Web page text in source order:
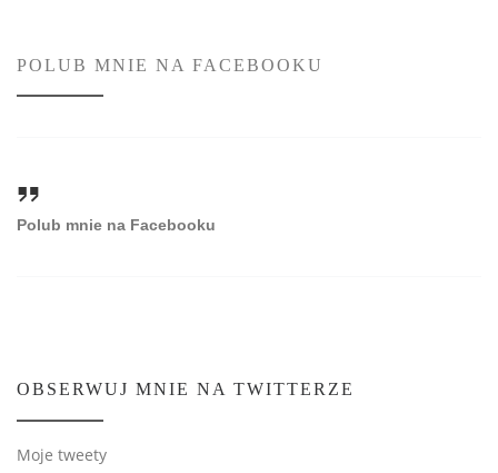
POLUB MNIE NA FACEBOOKU
Polub mnie na Facebooku
OBSERWUJ MNIE NA TWITTERZE
Moje tweety